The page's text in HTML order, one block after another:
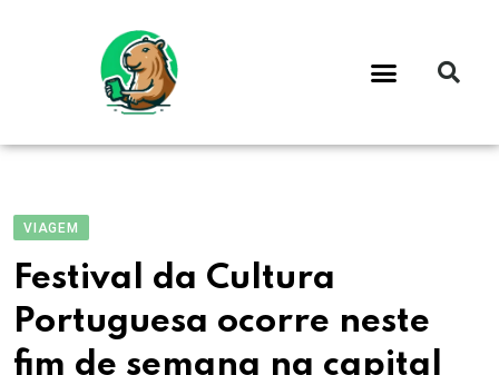
VIAGEM
Festival da Cultura
Portuguesa ocorre neste
fim de semana na capital